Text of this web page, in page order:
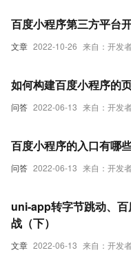
文章 2022-10-26 来自：开发
百度小程序第三方平台
问答 2022-06-13 来自：开发
如何构建百度小程序的
问答 2022-06-13 来自：开发
百度小程序的入口有哪
文章 2022-06-13 来自：开发
uni-app转字节跳动、
战（下）